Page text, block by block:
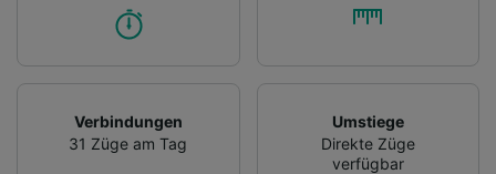
Verbindungen
31 Züge am Tag
Umstiege
Direkte Züge
verfügbar